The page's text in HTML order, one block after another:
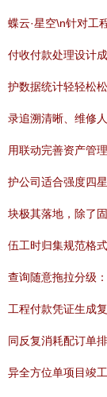
蝶云·星空\n针对工
付收付款处理设计
护数据统计轻轻松
录追溯清晰、维修
用联动完善资产管
护公司适合强度四
块极其落地，除了
伍工时归集规范格
查询随意拖拉分级
工程付款凭证生成
同反复消耗配订单
异全方位单项目竣